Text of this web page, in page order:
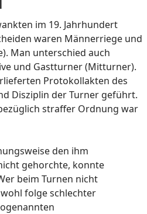
im 19. Jahrhundert
waren Männerriege und
Man unterschied auch
und Gastturner (Mitturner).
Protokollakten des
Disziplin der Turner geführt.
straffer Ordnung war
den ihm
gehorchte, konnte
beim Turnen nicht
folge schlechter